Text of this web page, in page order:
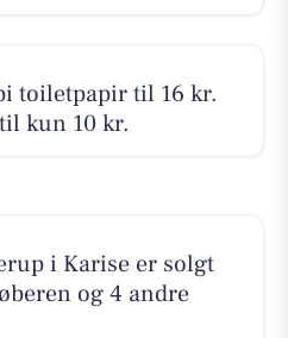
toiletpapir til 16 kr.
kun 10 kr.
i Karise er solgt
og 4 andre